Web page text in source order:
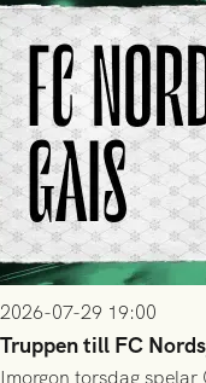
2026-07-29 19:00
Truppen till FC